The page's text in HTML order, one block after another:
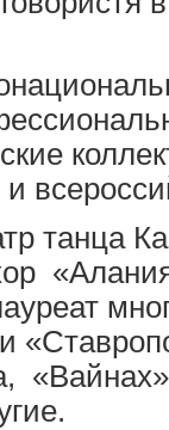
танца